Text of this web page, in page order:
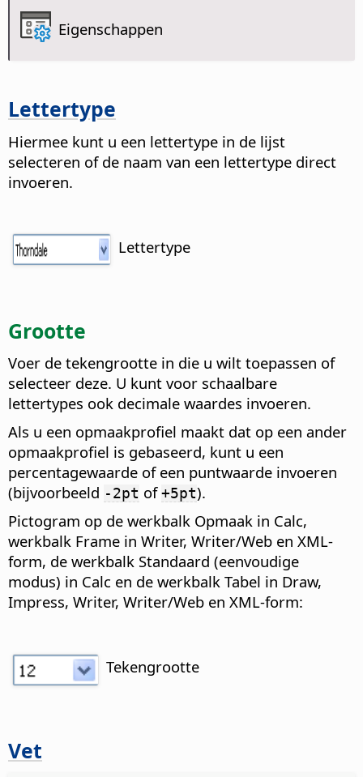
Eigenschappen
Lettertype
Hiermee kunt u een lettertype in de lijst
selecteren of de naam van een lettertype direct
invoeren.
Lettertype
Grootte
Voer de tekengrootte in die u wilt toepassen of
selecteer deze. U kunt voor schaalbare
lettertypes ook decimale waardes invoeren.
Als u een opmaakprofiel maakt dat op een ander
opmaakprofiel is gebaseerd, kunt u een
percentagewaarde of een puntwaarde invoeren
(bijvoorbeeld -2pt of+5pt).
Pictogram op de werkbalk Opmaak in Calc,
werkbalk Frame in Writer, Writer/Web en XML-
form, de werkbalk Standaard (eenvoudige
modus) in Calc en de werkbalk Tabel in Draw,
Impress, Writer, Writer/Web en XML-form:
Tekengrootte
Vet